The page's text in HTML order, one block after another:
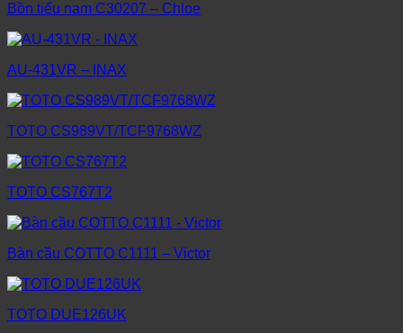
Bồn tiểu nam C30207 – Chloe
AU-431VR – INAX
TOTO CS989VT/TCF9768WZ
TOTO CS767T2
Bàn cầu COTTO C1111 – Victor
TOTO DUE126UK